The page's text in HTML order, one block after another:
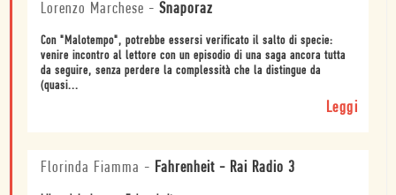
Lorenzo Marchese - Snaporaz
Con "Malotempo", potrebbe essersi verificato il salto di specie:
venire incontro al lettore con un episodio di una saga ancora tutta
da seguire, senza perdere la complessità che la distingue da
(quasi...
Leggi
Florinda Fiamma - Fahrenheit - Rai Radio 3